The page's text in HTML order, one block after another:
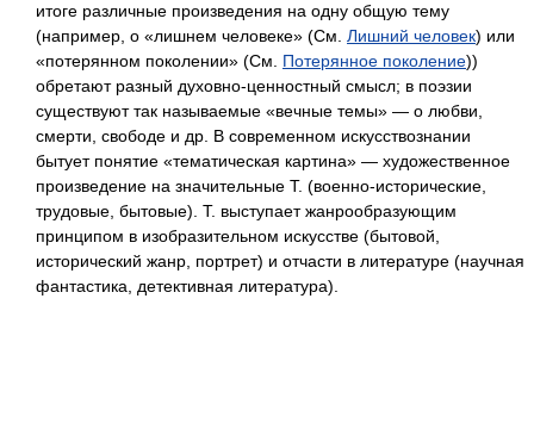
итоге различные произведения на одну общую тему
(например, о «лишнем человеке» (См. Лишний человек) или
«потерянном поколении» (См. Потерянное поколение))
обретают разный духовно-ценностный смысл; в поэзии
существуют так называемые «вечные темы» — о любви,
смерти, свободе и др. В современном искусствознании
бытует понятие «тематическая картина» — художественное
произведение на значительные Т. (военно-исторические,
трудовые, бытовые). Т. выступает жанрообразующим
принципом в изобразительном искусстве (бытовой,
исторический жанр, портрет) и отчасти в литературе (научная
фантастика, детективная литература).